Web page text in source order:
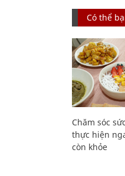
Có thể
Chăm sóc
thực hiện
còn khỏe